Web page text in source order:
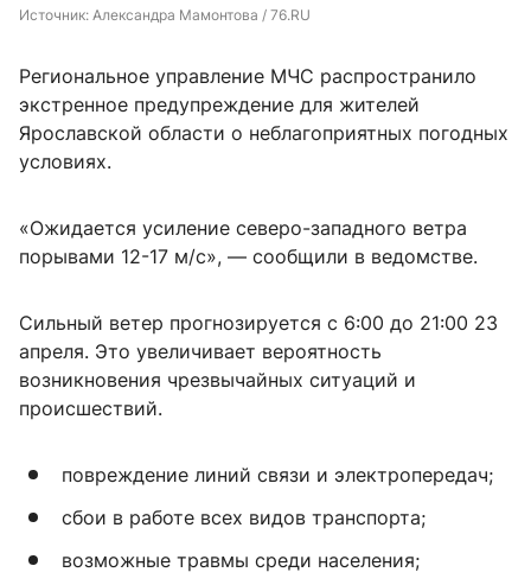
Источник: Александра Мамонтова / 76.RU
Региональное управление МЧС распространило
экстренное предупреждение для жителей
Ярославской области о неблагоприятных погодных
условиях.
«Ожидается усиление северо-западного ветра
порывами 12-17 м/с», — сообщили в ведомстве.
Сильный ветер прогнозируется с 6:00 до 21:00 23
апреля. Это увеличивает вероятность
возникновения чрезвычайных ситуаций и
происшествий.
повреждение линий связи и электропередач;
сбои в работе всех видов транспорта;
возможные травмы среди населения;